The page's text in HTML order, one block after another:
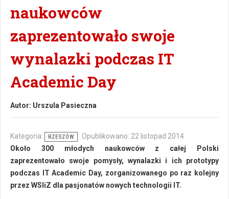
naukowców
zaprezentowało swoje
wynalazki podczas IT
Academic Day
Autor: Urszula Pasieczna
Kategoria: RZESZÓW
Opublikowano: 22 listopad 2014
Około 300 młodych naukowców z całej Polski
zaprezentowało swoje pomysły, wynalazki i ich prototypy
podczas IT Academic Day, zorganizowanego po raz kolejny
przez WSIiZ dla pasjonatów nowych technologii IT.